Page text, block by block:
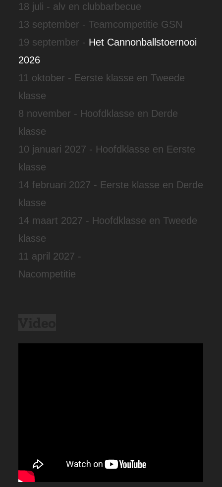
18 juli - alv en clubbarbecue
13 september - Teamcompetitie GSN
19 september - Het Cannonballstoernooi
2026
11 oktober - Eerste klasse en Tweede
klasse
8 november - Hoofdklasse en Derde
klasse
10 januari 2027 - Hoofdklasse en Eerste
klasse
14 februari 2027 - Eerste klasse en Derde
klasse
14 maart 2027 - Hoofdklasse en Tweede
klasse
11 april 2027 -
Nacompetitie